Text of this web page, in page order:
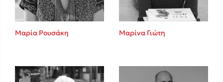
Κώστας Κρομμύδας
Το λιμάνι μου είσαι εσύ
Μαρία Ρουσάκη Μαρίνα Γιώτη